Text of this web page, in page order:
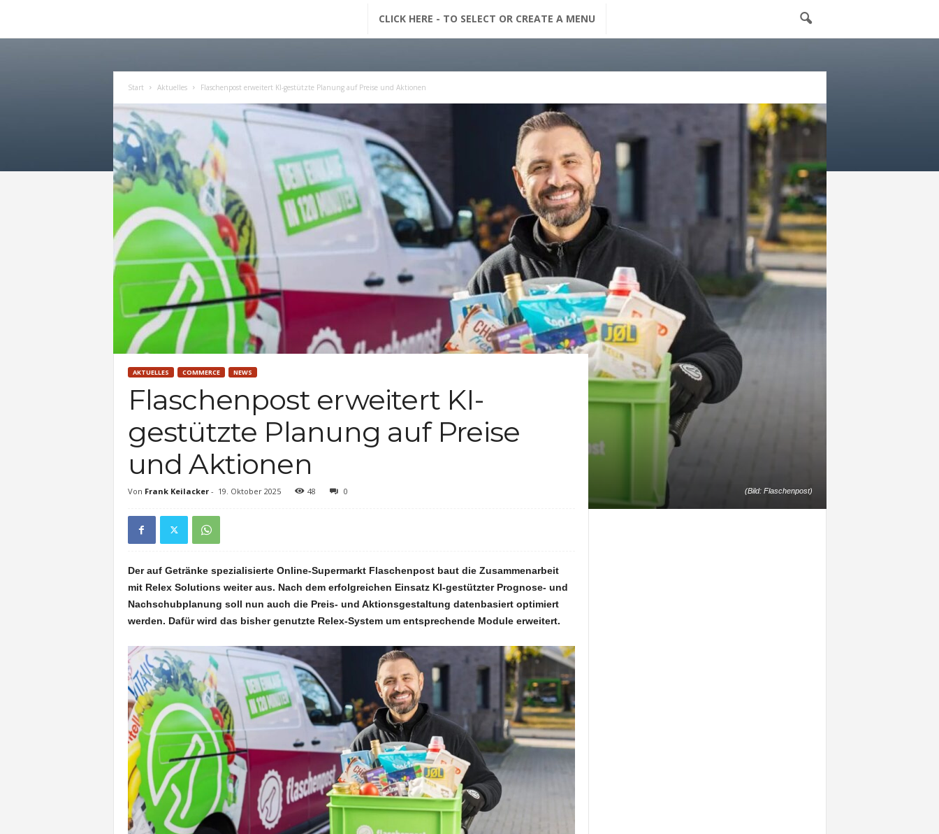
M
N
a
i
t
e
CLICK HERE - TO SELECT OR CREATE A MENU
Start Aktuelles Flaschenpost erweitert KI-gestützte Planung auf Preise und Aktionen
(Bild: Flaschenpost)
AKTUELLES COMMERCE NEWS
Flaschenpost erweitert KI-
gestützte Planung auf Preise
und Aktionen
Von Frank Keilacker- 19. Oktober 2025 48 0
Der auf Getränke spezialisierte Online-Supermarkt Flaschenpost baut die Zusammenarbeit
mit Relex Solutions weiter aus. Nach dem erfolgreichen Einsatz KI-gestützter Prognose- und
Nachschubplanung soll nun auch die Preis- und Aktionsgestaltung datenbasiert optimiert
werden. Dafür wird das bisher genutzte Relex-System um entsprechende Module erweitert.